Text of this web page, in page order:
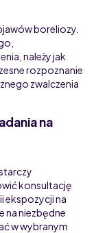
boreliozy.
należy jak
rozpoznanie
zwalczenia
na
konsultację
ekspozycji na
na niezbędne
w wybranym